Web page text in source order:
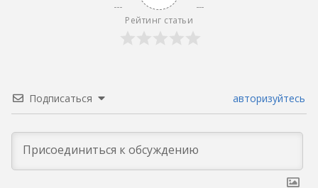
Рейтинг статьи
Подписаться авторизуйтесь